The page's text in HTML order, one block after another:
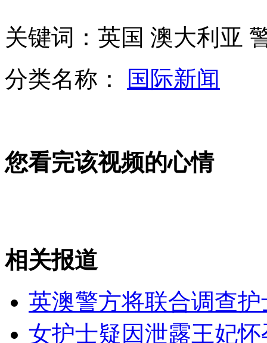
最美新娘：住宿省些钱能给孩子多捐双鞋
曼德拉仍未出院 民众为其祷告
走出印度洋 印度海洋战略雄心勃勃
山西运城恶犬咬伤多人 警民合力深夜将其击毙
女孩北京地铁殴打老人 痛下狠手拳打脚踢
关键词：英国 澳大利亚
分类名称：
国际新闻
您看完该视频的心情
相关报道
英澳警方将联合调查
女护士疑因泄露王妃